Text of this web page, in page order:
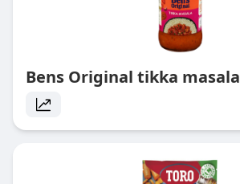
Bens Original tikka masala